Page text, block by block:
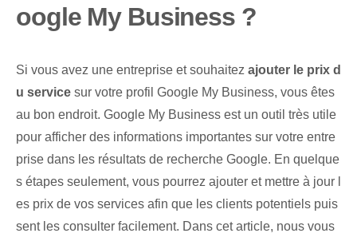
oogle My Business ?
Si vous avez ‌une entreprise⁤ et souhaitez ajouter le prix d
u ⁢service⁢ sur votre profil Google ‍My Business, vous êtes
au bon endroit. Google My Business est un outil très utile
pour afficher des informations importantes sur votre entre
prise dans les résultats de recherche Google. En quelque
s étapes seulement, vous pourrez ‌ajouter et mettre à jour l
es prix​ de vos services ‌afin que les clients potentiels​ puis
sent les consulter facilement. Dans cet article, nous vous